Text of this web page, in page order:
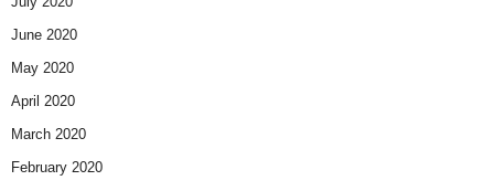
June 2020
May 2020
April 2020
March 2020
February 2020